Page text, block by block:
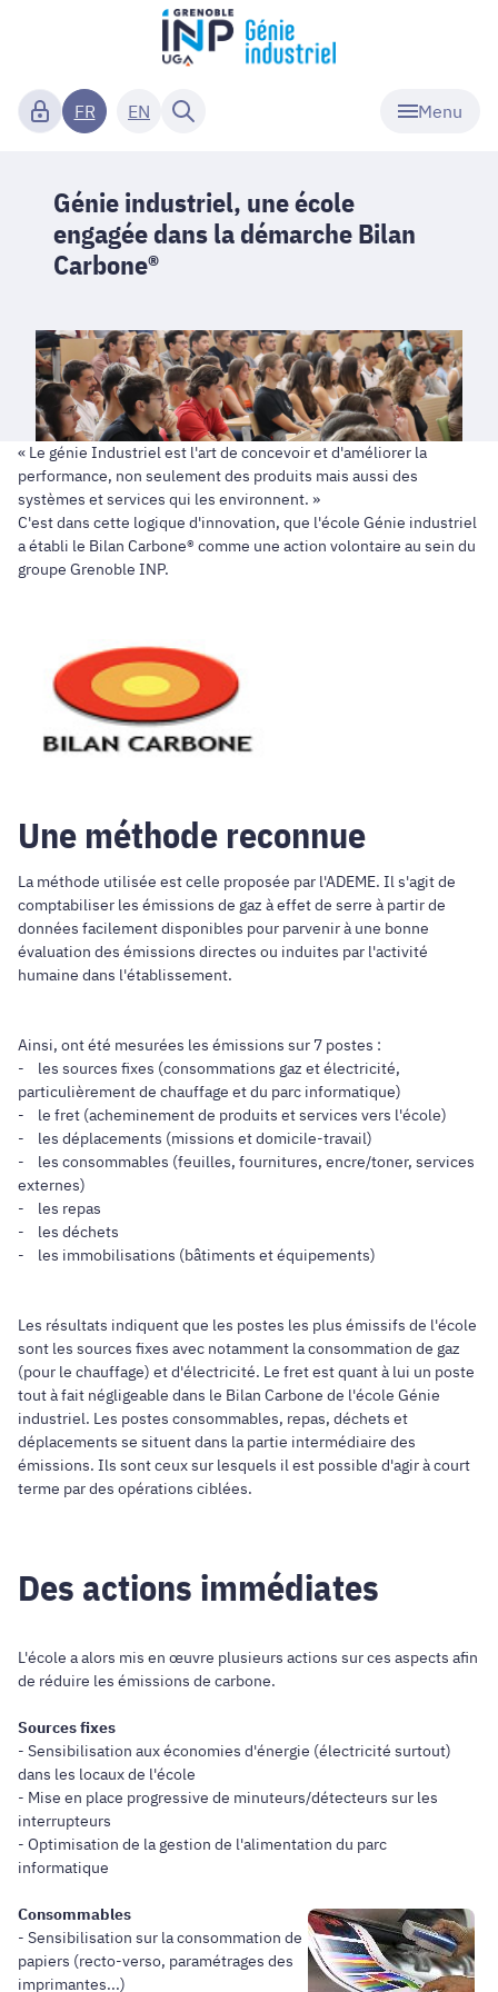
Menu
FR EN
Génie industriel, une école
engagée dans la démarche Bilan
Carbone®
« Le génie Industriel est l'art de concevoir et d'améliorer la
performance, non seulement des produits mais aussi des
systèmes et services qui les environnent. »
C'est dans cette logique d'innovation, que l'école Génie industriel
a établi le Bilan Carbone® comme une action volontaire au sein du
groupe Grenoble INP.
Une méthode reconnue
La méthode utilisée est celle proposée par l'ADEME. Il s'agit de
comptabiliser les émissions de gaz à effet de serre à partir de
données facilement disponibles pour parvenir à une bonne
évaluation des émissions directes ou induites par l'activité
humaine dans l'établissement.
Ainsi, ont été mesurées les émissions sur 7 postes :
- les sources fixes (consommations gaz et électricité,
particulièrement de chauffage et du parc informatique)
- le fret (acheminement de produits et services vers l'école)
- les déplacements (missions et domicile-travail)
- les consommables (feuilles, fournitures, encre/toner, services
externes)
- les repas
- les déchets
- les immobilisations (bâtiments et équipements)
Les résultats indiquent que les postes les plus émissifs de l'école
sont les sources fixes avec notamment la consommation de gaz
(pour le chauffage) et d'électricité. Le fret est quant à lui un poste
tout à fait négligeable dans le Bilan Carbone de l'école Génie
industriel. Les postes consommables, repas, déchets et
déplacements se situent dans la partie intermédiaire des
émissions. Ils sont ceux sur lesquels il est possible d'agir à court
terme par des opérations ciblées.
Des actions immédiates
L'école a alors mis en œuvre plusieurs actions sur ces aspects afin
de réduire les émissions de carbone.
Sources fixes
- Sensibilisation aux économies d'énergie (électricité surtout)
dans les locaux de l'école
- Mise en place progressive de minuteurs/détecteurs sur les
interrupteurs
- Optimisation de la gestion de l'alimentation du parc
informatique
Consommables
- Sensibilisation sur la consommation de
papiers (recto-verso, paramétrages des
imprimantes...)